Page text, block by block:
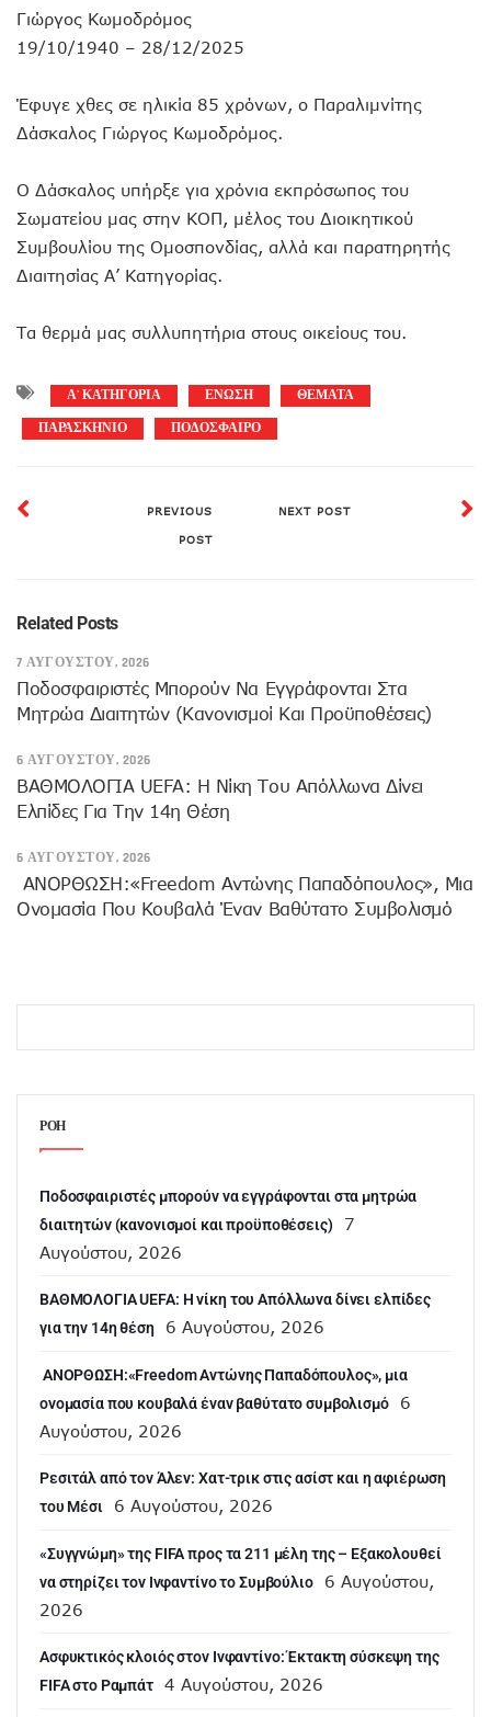
Γιώργος Κωμοδρόμος
19/10/1940 – 28/12/2025
Έφυγε χθες σε ηλικία 85 χρόνων, ο Παραλιμνίτης
Δάσκαλος Γιώργος Κωμοδρόμος.
Ο Δάσκαλος υπήρξε για χρόνια εκπρόσωπος του
Σωματείου μας στην ΚΟΠ, μέλος του Διοικητικού
Συμβουλίου της Ομοσπονδίας, αλλά και παρατηρητής
Διαιτησίας Α’ Κατηγορίας.
Τα θερμά μας συλλυπητήρια στους οικείους του.
Α' ΚΑΤΗΓΟΡΙΑ ΕΝΩΣΗ
ΘΕΜΑΤΑ
ΠΑΡΑΣΚΗΝΙΟ
ΠΟΔΟΣΦΑΙΡΟ
PREVIOUS
POST
NEXT POST
Related Posts
7 ΑΥΓΟΎΣΤΟΥ, 2026
Ποδοσφαιριστές Μπορούν Να Εγγράφονται Στα
Μητρώα Διαιτητών (κανονισμοί Και Προϋποθέσεις)
6 ΑΥΓΟΎΣΤΟΥ, 2026
ΒΑΘΜΟΛΟΓΙΑ UEFA: Η Νίκη Του Απόλλωνα Δίνει
Ελπίδες Για Την 14η Θέση
6 ΑΥΓΟΎΣΤΟΥ, 2026
ANOΡΘΩΣΗ:«Freedom Αντώνης Παπαδόπουλος», Μια
Ονομασία Που Κουβαλά Έναν Βαθύτατο Συμβολισμό
ΡΟΗ
Ποδοσφαιριστές μπορούν να εγγράφονται στα μητρώα
διαιτητών (κανονισμοί και προϋποθέσεις)
7
Αυγούστου, 2026
ΒΑΘΜΟΛΟΓΙΑ UEFA: Η νίκη του Απόλλωνα δίνει ελπίδες
για την 14η θέση
6 Αυγούστου, 2026
ANOΡΘΩΣΗ:«Freedom Αντώνης Παπαδόπουλος», μια
ονομασία που κουβαλά έναν βαθύτατο συμβολισμό
6
Αυγούστου, 2026
Ρεσιτάλ από τον Άλεν: Χατ-τρικ στις ασίστ και η αφιέρωση
του Μέσι
6 Αυγούστου, 2026
«Συγγνώμη» της FIFA προς τα 211 μέλη της – Εξακολουθεί
να στηρίζει τον Ινφαντίνο το Συμβούλιο
6 Αυγούστου,
2026
Ασφυκτικός κλοιός στον Ινφαντίνο: Έκτακτη σύσκεψη της
FIFA στο Ραμπάτ
4 Αυγούστου, 2026